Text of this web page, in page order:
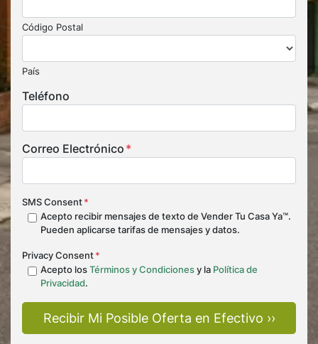
Código Postal
País
Teléfono
Correo Electrónico *
SMS Consent *
Acepto recibir mensajes de texto de Vender Tu Casa Ya™.
Pueden aplicarse tarifas de mensajes y datos.
Privacy Consent *
Acepto los Términos y Condicionesy la Política de
Privacidad.